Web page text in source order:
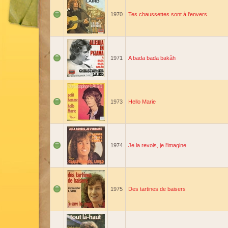
1970 Tes chaussettes sont à l'envers
1971 A bada bada bakâh
1973 Hello Marie
1974 Je la revois, je l'imagine
1975 Des tartines de baisers